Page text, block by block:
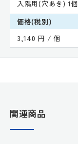
入隅用(穴あき) 1個
価格(税別)
3,140 円 / 個
関連商品